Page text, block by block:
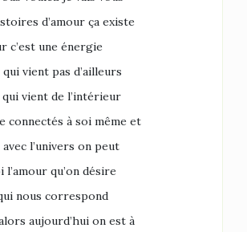
d’amour ça existe
c’est une énergie
vient pas d’ailleurs
vient de l’intérieur
connectés à soi même et
l’univers on peut
qu’on désire
nous correspond
aujourd’hui on est à